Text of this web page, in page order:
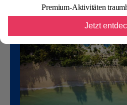
Premium-Aktivitäten
Jetzt